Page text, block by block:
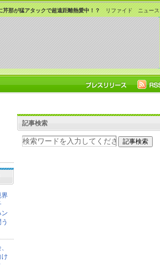
リファイド ニュース
芹那が猛アタックで超遠距離熱愛中！？
ン
記事検索